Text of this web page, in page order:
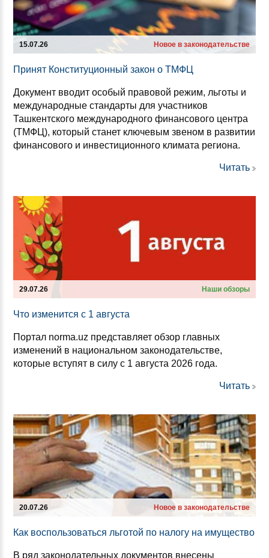
15.07.26 Новое в законодательстве
При­нят Кон­сти­ту­ци­он­ный за­кон о ТМФЦ
Документ вводит особый правовой режим, льготы и
международные стандарты для участников
Ташкентского международного финансового центра
(ТМФЦ), который станет ключевым звеном в развитии
финансового и инвестиционного климата региона.
Читать
29.07.26 Наши обзоры
Что из­ме­нит­ся с 1 ав­гус­та
Портал norma.uz представляет обзор главных
изменений в национальном законодательстве,
которые вступят в силу с 1 августа 2026 года.
Читать
20.07.26 Новое в законодательстве
Как вос­поль­зо­ваться ль­го­той по на­ло­гу на иму­щес­тво
В ряд законодательных документов внесены